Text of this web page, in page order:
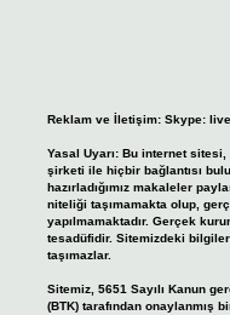
Reklam ve İletişim: Skype:
Yasal Uyarı: Bu internet
şirketi ile hiçbir bağlantısı
hazırladığımız makaleler
niteliği taşımamakta olup,
yapılmamaktadır. Gerçek
tesadüfidir. Sitemizdeki
taşımazlar.
Sitemiz, 5651 Sayılı Kanun
(BTK) tarafından onaylanmış